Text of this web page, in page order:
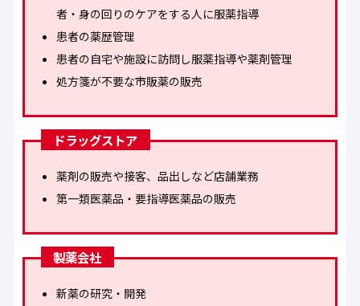
者・身の回りのケアをする人に服薬指導
患者の薬歴管理
患者の自宅や施設に訪問し服薬指導や薬剤管理
処方箋が不要な市販薬の販売
ドラッグストア
薬剤の販売や接客、品出しなど店舗業務
第一類医薬品・要指導医薬品の販売
製薬会社
新薬の研究・開発